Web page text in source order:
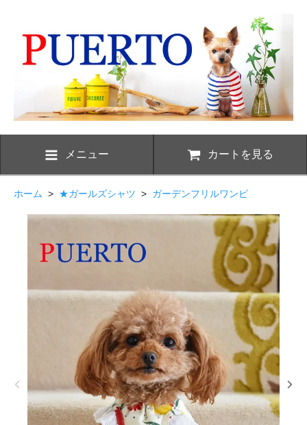
メニュー カートを見る
ホーム > ★ガールズシャツ > ガーデンフリルワンピ